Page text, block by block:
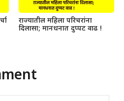
राज्यातील महिला परिचरांना
दिलासा; मानधनात दुप्पट वाढ !